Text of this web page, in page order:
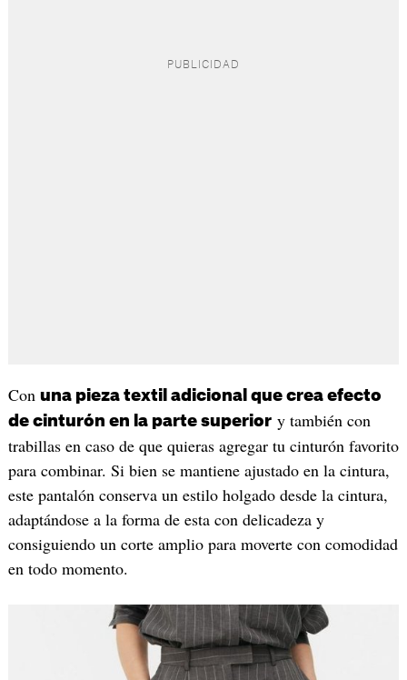
Con una pieza textil adicional que crea efecto
de cinturón en la parte superiory también con
trabillas en caso de que quieras agregar tu cinturón favorito
para combinar. Si bien se mantiene ajustado en la cintura,
este pantalón conserva un estilo holgado desde la cintura,
adaptándose a la forma de esta con delicadeza y
consiguiendo un corte amplio para moverte con comodidad
en todo momento.